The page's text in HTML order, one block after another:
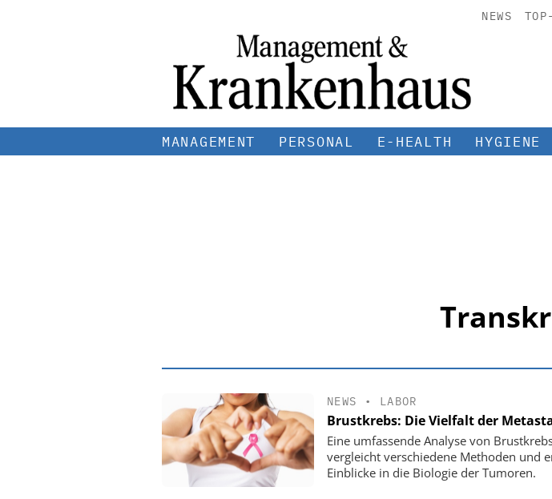
NEWS
MANAGEMENT PERSONAL E-HEALTH HYGIENE
NEWS • LABOR
Brustkrebs: Die Vielfalt der
Eine umfassende Analyse von
vergleicht verschiedene Methoden und
Einblicke in die Biologie der Tumoren.